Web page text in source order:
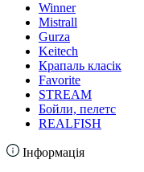
Winner
Mistrall
Gurza
Keitech
Крапаль класік
Favorite
STREAM
Бойли, пелетс
REALFISH
Інформація